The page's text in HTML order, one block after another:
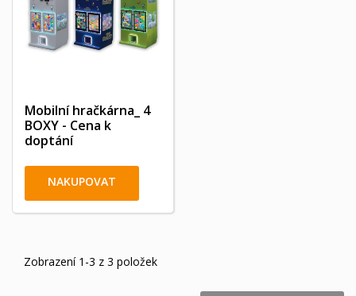
Mobilní hračkárna_ 4
BOXY - Cena k
doptání
NAKUPOVAT
Zobrazení 1-3 z 3 položek